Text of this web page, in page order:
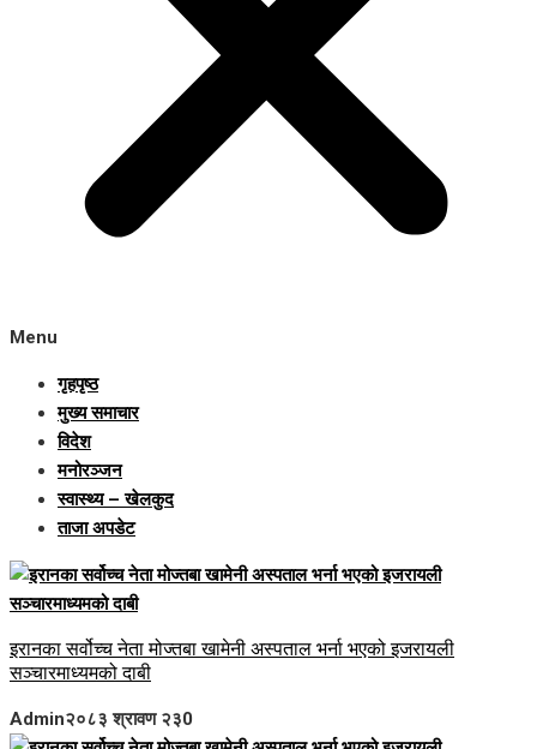
Menu
गृहपृष्ठ
मुख्य समाचार
विदेश
मनोरञ्जन
स्वास्थ्य – खेलकुद
ताजा अपडेट
इरानका सर्वोच्च नेता मोज्तबा खामेनी अस्पताल भर्ना भएको इजरायली
सञ्चारमाध्यमको दाबी
Admin२०८३ श्रावण २३0